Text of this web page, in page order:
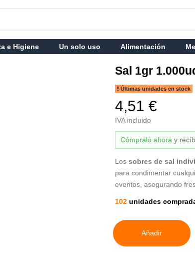
e Higiene Un solo uso Alimentación
Sal 1gr
Últimas unidades en stock
4,51 €
IVA incluido
Cómpralo ahora y
Los sobres de sal
para condimentar
eventos, asegurando
102 unidades
Añadir